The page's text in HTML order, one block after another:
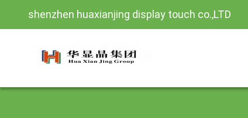
shenzhen huaxianjing display touch co.,LTD